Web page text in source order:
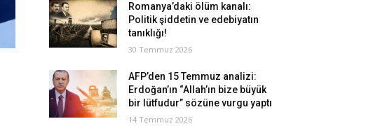
Romanya’daki ölüm kanalı:
Politik şiddetin ve edebiyatın
tanıklığı!
30 Temmuz 2026
AFP’den 15 Temmuz analizi:
Erdoğan’ın “Allah’ın bize büyük
bir lütfudur” sözüne vurgu yaptı
14 Temmuz 2026